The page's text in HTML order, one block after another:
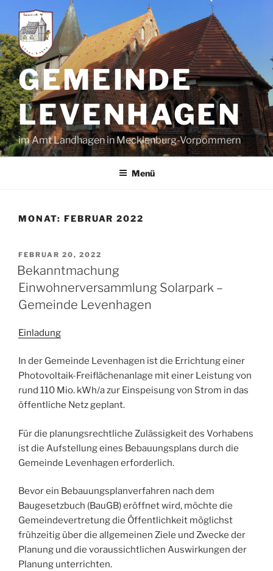
Inhalt
springen
GEMEINDE
LEVENHAGEN
im Amt Landhagen in Mecklenburg-Vorpommern
Menü
MONAT: FEBRUAR 2022
VERÖFFENTLICHT
AM
FEBRUAR 20, 2022
Bekanntmachung
Einwohnerversammlung Solarpark –
Gemeinde Levenhagen
Einladung
In der Gemeinde Levenhagen ist die Errichtung einer
Photovoltaik-Freiflächenanlage mit einer Leistung von
rund 110 Mio. kWh/a zur Einspeisung von Strom in das
öffentliche Netz geplant.
Für die planungsrechtliche Zulässigkeit des Vorhabens
ist die Aufstellung eines Bebauungsplans durch die
Gemeinde Levenhagen erforderlich.
Bevor ein Bebauungsplanverfahren nach dem
Baugesetzbuch (BauGB) eröffnet wird, möchte die
Gemeindevertretung die Öffentlichkeit möglichst
frühzeitig über die allgemeinen Ziele und Zwecke der
Planung und die voraussichtlichen Auswirkungen der
Planung unterrichten.